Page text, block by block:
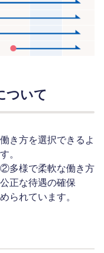
ついて
き方を選択できるよ
。
多様で柔軟な働き方
正な待遇の確保
られています。